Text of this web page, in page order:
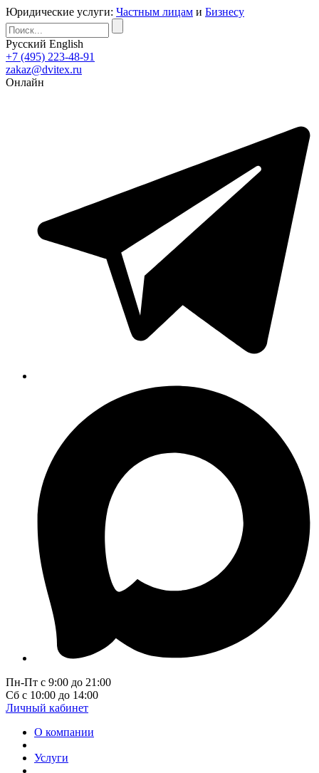
Юридические услуги: Частным лицам и Бизнесу
Русский English
+7 (495) 223-48-91
zakaz@dvitex.ru
Онлайн
Пн-Пт с 9:00 до 21:00
Сб с 10:00 до 14:00
Личный кабинет
О компании
Услуги